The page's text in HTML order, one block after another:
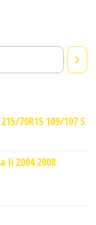
70R15 109/107 S
Ii 2004 2008